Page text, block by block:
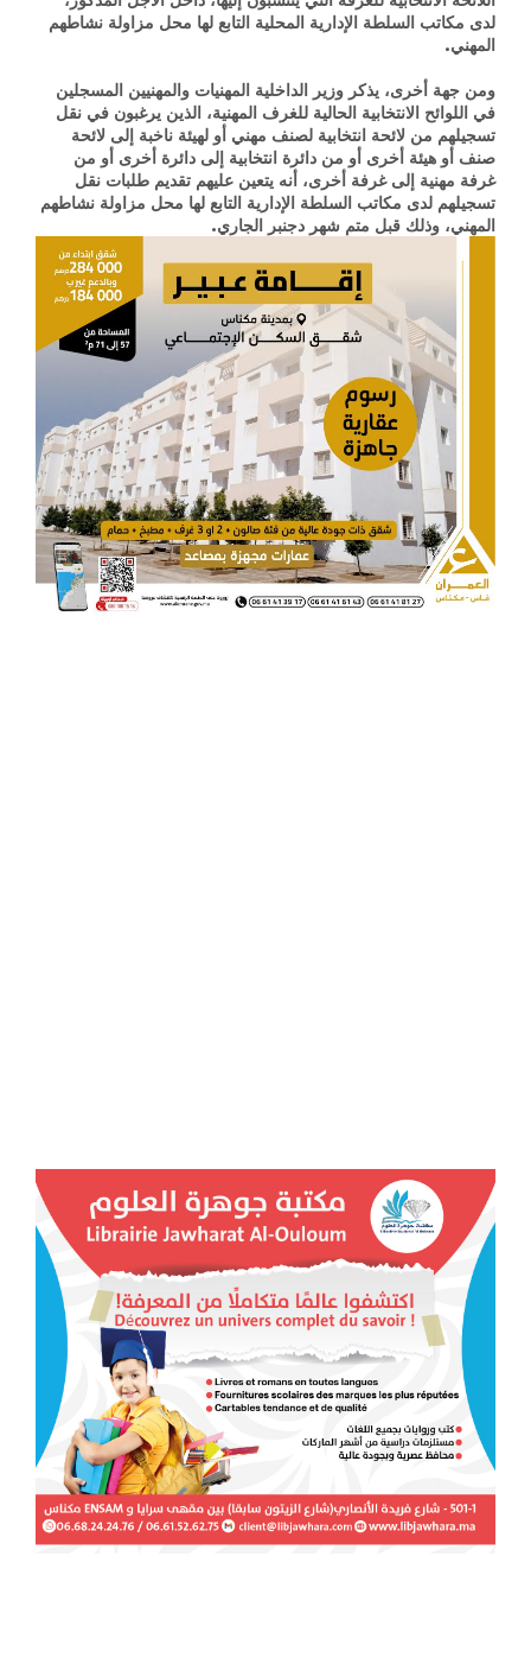
لدى مكاتب السلطة الإدارية المحلية التابع لها محل مزاولة نشاطهم
المهني.
ومن جهة أخرى، يذكر وزير الداخلية المهنيات والمهنيين المسجلين
في اللوائح الانتخابية الحالية للغرف المهنية، الذين يرغبون في نقل
تسجيلهم من لائحة انتخابية لصنف مهني أو لهيئة ناخبة إلى لائحة
صنف أو هيئة أخرى أو من دائرة انتخابية إلى دائرة أخرى أو من
غرفة مهنية إلى غرفة أخرى، أنه يتعين عليهم تقديم طلبات نقل
تسجيلهم لدى مكاتب السلطة الإدارية التابع لها محل مزاولة نشاطهم
المهني، وذلك قبل متم شهر دجنبر الجاري.